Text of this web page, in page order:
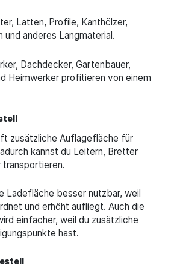
Latten, Profile, Kanthölzer,
und anderes Langmaterial.
Dachdecker, Gartenbauer,
Heimwerker profitieren von einem
zusätzliche Auflagefläche für
kannst du Leitern, Bretter
transportieren.
Ladefläche besser nutzbar, weil
und erhöht aufliegt. Auch die
einfacher, weil du zusätzliche
hast.